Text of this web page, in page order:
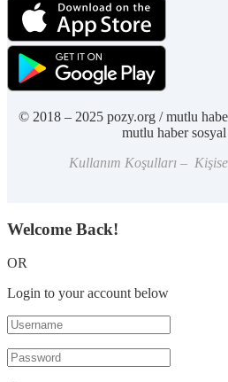
© 2018 – 2025 pozy.org / mutlu
mutlu haber
Kullanım Koşulları –
Welcome Back!
OR
Login to your account below